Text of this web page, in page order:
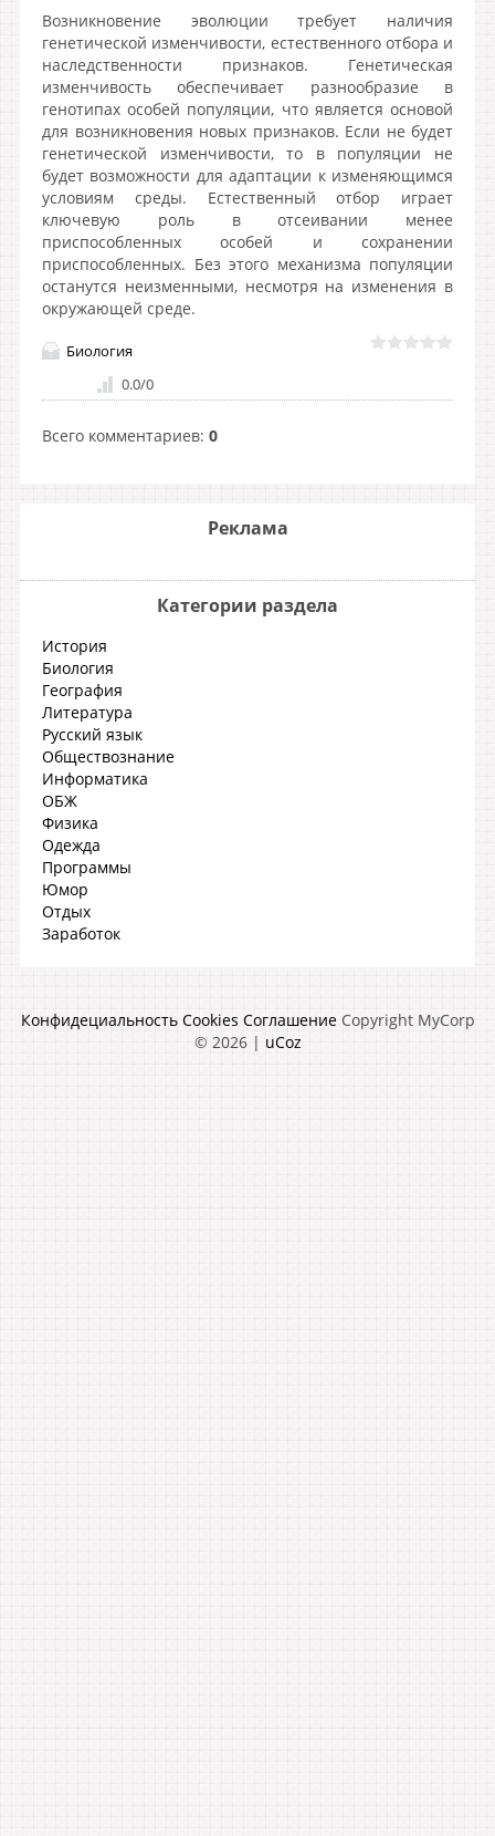
Возникновение эволюции требует наличия
генетической изменчивости, естественного отбора и
наследственности признаков. Генетическая
изменчивость обеспечивает разнообразие в
генотипах особей популяции, что является основой
для возникновения новых признаков. Если не будет
генетической изменчивости, то в популяции не
будет возможности для адаптации к изменяющимся
условиям среды. Естественный отбор играет
ключевую роль в отсеивании менее
приспособленных особей и сохранении
приспособленных. Без этого механизма популяции
останутся неизменными, несмотря на изменения в
окружающей среде.
Биология
0.0/0
Всего комментариев: 0
Реклама
Категории раздела
История
Биология
География
Литература
Русский язык
Обществознание
Информатика
ОБЖ
Физика
Одежда
Программы
Юмор
Отдых
Заработок
Конфидециальность Cookies Соглашение Copyright MyCorp
© 2026| uCoz